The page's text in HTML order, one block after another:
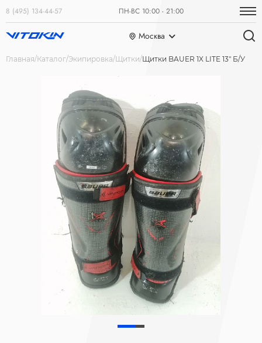
8 (495) 134-44-57 ПН-ВС 10:00 - 21:00
Москва
Главная Каталог Экипировка Щитки Щитки BAUER 1X LITE 13" Б/У